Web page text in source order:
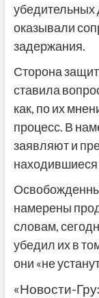
убедительных
оказывали
задержания.
Сторона
ставила
как, по их
процесс. В
заявляют и
находившиеся
намерены
словам,
убедил их в
они «не
«Новости-